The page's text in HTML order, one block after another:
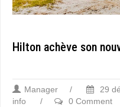
Hilton achève son
Manager / 29
info
/ 0 Comment